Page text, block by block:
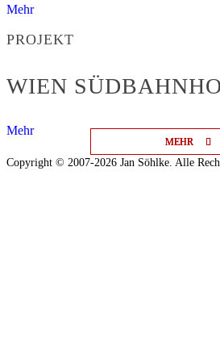
MEHR
MEHR
MEHR
Mehr
PROJEKT
WIEN
Mehr
Copyright © 2007-2026 Jan Söhlke. Alle